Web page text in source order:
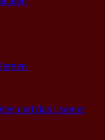
und das Usenet